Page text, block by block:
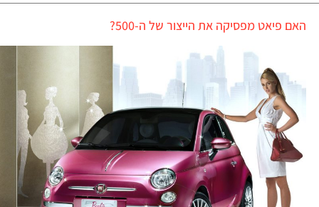
האם פיאט מפסיקה את הייצור של ה-500?